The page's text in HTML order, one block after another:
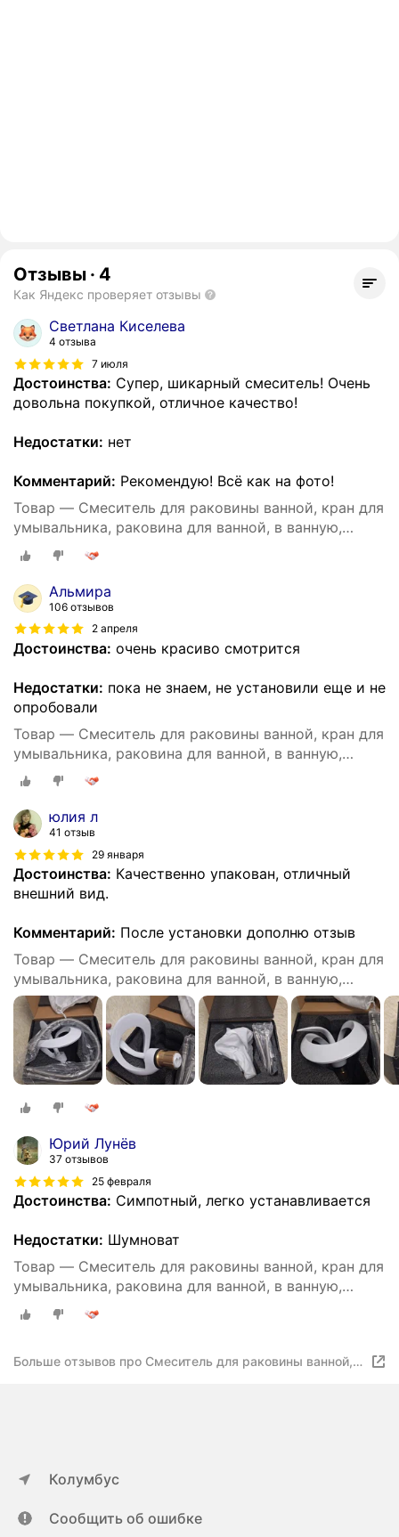
Отзывы · 4
Как Яндекс проверяет отзывы
Светлана Киселева
4 отзыва
7 июля
Достоинства: Супер, шикарный смеситель! Очень
довольна покупкой, отличное качество!
Недостатки: нет
Комментарий: Рекомендую! Всё как на фото!
Товар — Смеситель для раковины ванной, кран для
умывальника, раковина для ванной, в ванную,
контроль тепла и холода, Креативный дизайн
Альмира
106 отзывов
2 апреля
Достоинства: очень красиво смотрится
Недостатки: пока не знаем, не установили еще и не
опробовали
Товар — Смеситель для раковины ванной, кран для
умывальника, раковина для ванной, в ванную,
контроль тепла и холода, Креативный дизайн
юлия л
41 отзыв
29 января
Достоинства: Качественно упакован, отличный
внешний вид.
Комментарий: После установки дополню отзыв
Товар — Смеситель для раковины ванной, кран для
умывальника, раковина для ванной, в ванную,
контроль тепла и холода, Креативный дизайн
Юрий Лунёв
37 отзывов
25 февраля
Достоинства: Симпотный, легко устанавливается
Недостатки: Шумноват
Товар — Смеситель для раковины ванной, кран для
умывальника, раковина для ванной, в ванную,
контроль тепла и холода, Креативный дизайн
Больше отзывов про Смеситель для раковины ванной,
Колумбус
Сообщить об ошибке